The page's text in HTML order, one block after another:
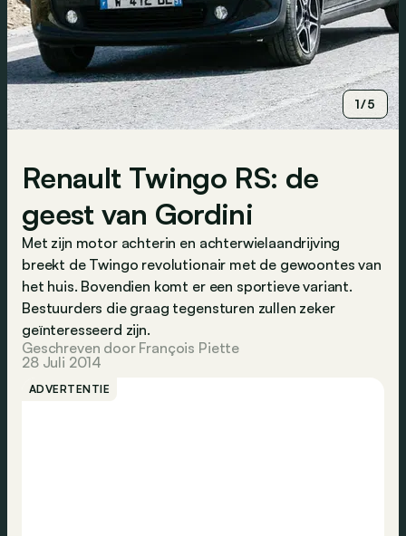
1/5
Renault Twingo RS: de
geest van Gordini
Met zijn motor achterin en achterwielaandrijving
breekt de Twingo revolutionair met de gewoontes van
het huis. Bovendien komt er een sportieve variant.
Bestuurders die graag tegensturen zullen zeker
geïnteresseerd zijn.
Geschreven door François Piette
28 Juli 2014
ADVERTENTIE